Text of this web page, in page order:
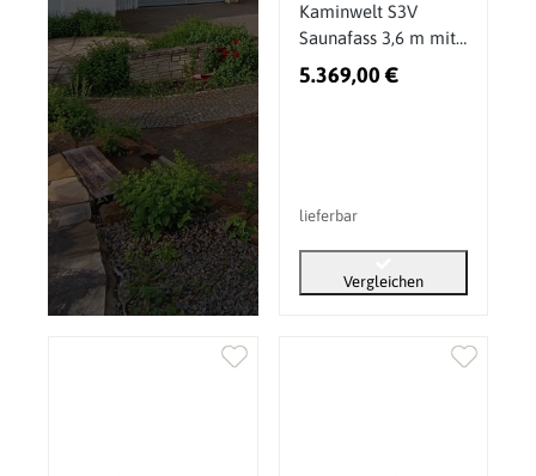
Kaminwelt S3V
Saunafass 3,6 m mit
Sitzen außen
5.369,00 €
lieferbar
Vergleichen